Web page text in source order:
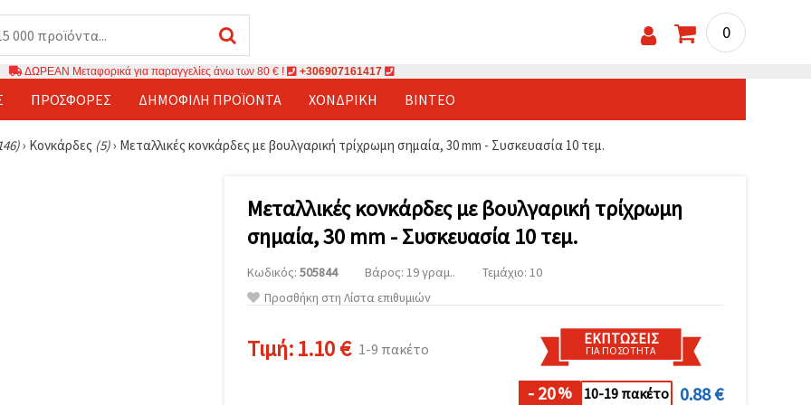
0
ΔΩΡΕΑΝ Μεταφορικά για παραγγελίες άνω των 80 € ! +306907161417
ΠΡΟΣΦΟΡΈΣ ΔΗΜΟΦΙΛΉ ΠΡΟΪΌΝΤΑ ΧΟΝΔΡΙΚΉ ΒΊΝΤΕΟ
› Κονκάρδες (5)› Μεταλλικές κονκάρδες με βουλγαρική τρίχρωμη σημαία, 30 mm - Συσκευασία 10 τεμ.
Μεταλλικές κονκάρδες με βουλγαρική τρίχρωμη
σημαία, 30 mm - Συσκευασία 10 τεμ.
Κωδικός: 505844 Βάρος: 19 γραμ..
Τεμάχιο: 10
Προσθήκη στη Λίστα επιθυμιών
Τιμή:1.10 € 1-9 πακέτο
ΕΚΠΤΏΣΕΙΣ
ΓΙΑ ΠΟΣΌΤΗΤΑ
- 20% 10-19 πακέτο 0.88 €